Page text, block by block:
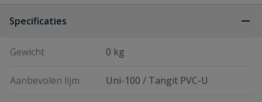
Specificaties
Gewicht 0 kg
Aanbevolen lijm Uni-100 / Tangit PVC-U